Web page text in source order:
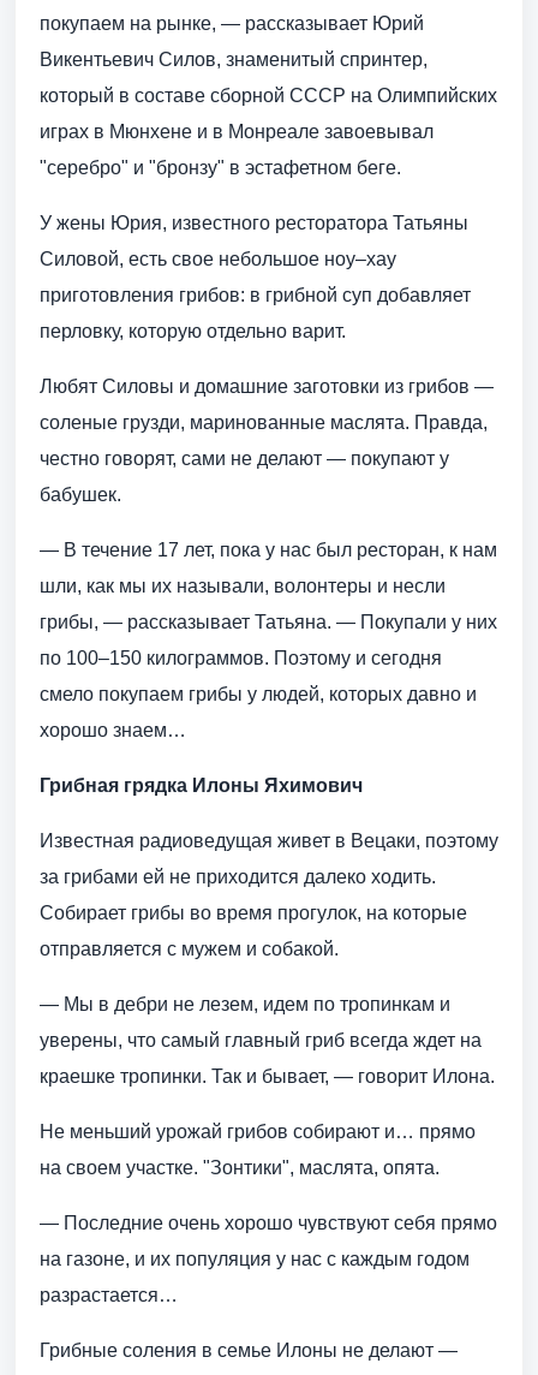
покупаем на рынке, — рассказывает Юрий
Викентьевич Силов, знаменитый спринтер,
который в составе сборной СССР на Олимпийских
играх в Мюнхене и в Монреале завоевывал
"серебро" и "бронзу" в эстафетном беге.
У жены Юрия, известного ресторатора Татьяны
Силовой, есть свое небольшое ноу–хау
приготовления грибов: в грибной суп добавляет
перловку, которую отдельно варит.
Любят Силовы и домашние заготовки из грибов —
соленые грузди, маринованные маслята. Правда,
честно говорят, сами не делают — покупают у
бабушек.
— В течение 17 лет, пока у нас был ресторан, к нам
шли, как мы их называли, волонтеры и несли
грибы, — рассказывает Татьяна. — Покупали у них
по 100–150 килограммов. Поэтому и сегодня
смело покупаем грибы у людей, которых давно и
хорошо знаем…
Грибная грядка Илоны Яхимович
Известная радиоведущая живет в Вецаки, поэтому
за грибами ей не приходится далеко ходить.
Собирает грибы во время прогулок, на которые
отправляется с мужем и собакой.
— Мы в дебри не лезем, идем по тропинкам и
уверены, что самый главный гриб всегда ждет на
краешке тропинки. Так и бывает, — говорит Илона.
Не меньший урожай грибов собирают и… прямо
на своем участке. "Зонтики", маслята, опята.
— Последние очень хорошо чувствуют себя прямо
на газоне, и их популяция у нас с каждым годом
разрастается…
Грибные соления в семье Илоны не делают —